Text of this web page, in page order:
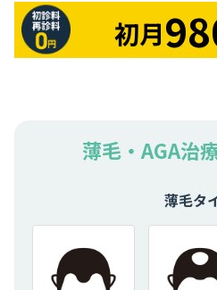
初月
薄毛・AGA治
薄毛タ